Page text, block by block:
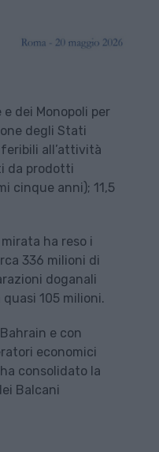
dei Monopoli per
degli Stati
all’attività
da prodotti
cinque anni); 11,5
ha reso i
336 milioni di
doganali
105 milioni.
e con
economici
consolidato la
Balcani